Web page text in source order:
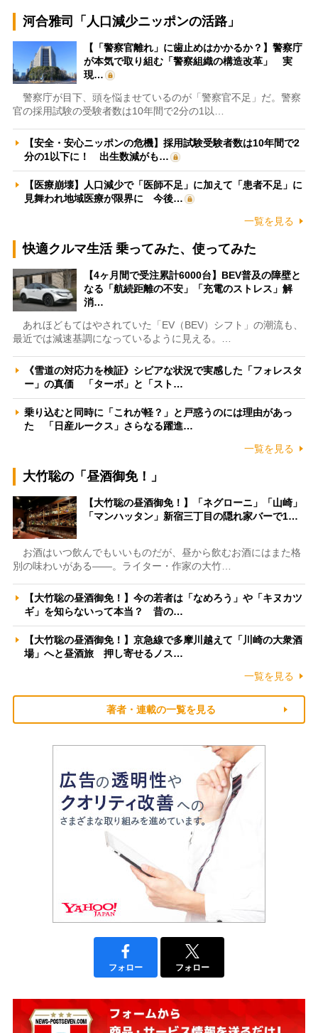
河合雅司「人口減少ニッポンの活路」
【「警察官離れ」に歯止めはかかるか？】警察庁
が本気で取り組む「警察組織の構造改革」 実
現…
警察庁が目下、頭を悩ませているのが「警察官不足」だ。警察
官の採用試験の受験者数は10年間で2分の1以…
【安全・安心ニッポンの危機】採用試験受験者数は10年間で2
分の1以下に！ 出生数減がも…
【医療崩壊】人口減少で「医師不足」に加えて「患者不足」に
見舞われ地域医療が限界に 今後…
一覧を見る
快適クルマ生活 乗ってみた、使ってみた
【4ヶ月間で受注累計6000台】BEV普及の障壁と
なる「航続距離の不安」「充電のストレス」解
消…
あれほどもてはやされていた「EV（BEV）シフト」の潮流も、
最近では減速基調になっているように見える。…
《雪道の対応力を検証》シビアな状況で実感した「フォレスタ
ー」の真価 「ターボ」と「スト…
乗り込むと同時に「これが軽？」と戸惑うのには理由があっ
た 「日産ルークス」さらなる躍進…
一覧を見る
大竹聡の「昼酒御免！」
【大竹聡の昼酒御免！】「ネグローニ」「山崎」
「マンハッタン」新宿三丁目の隠れ家バーで1…
お酒はいつ飲んでもいいものだが、昼から飲むお酒にはまた格
別の味わいがある――。ライター・作家の大竹…
【大竹聡の昼酒御免！】今の若者は「なめろう」や「キヌカツ
ギ」を知らないって本当？ 昔の…
【大竹聡の昼酒御免！】京急線で多摩川越えて「川崎の大衆酒
場」へと昼酒旅 押し寄せるノス…
一覧を見る
著者・連載の一覧を見る
フォロー フォロー